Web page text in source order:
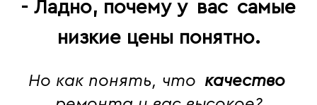
- Ладно, почему у вас самые
низкие цены понятно.
Но как понять, что качество